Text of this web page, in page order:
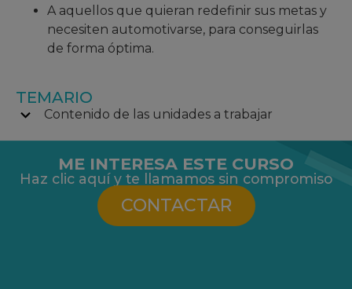
A aquellos que quieran redefinir sus metas y
necesiten automotivarse, para conseguirlas
de forma óptima.
TEMARIO
Contenido de las unidades a trabajar
ME INTERESA ESTE CURSO
Haz clic aquí y te llamamos sin compromiso
CONTACTAR